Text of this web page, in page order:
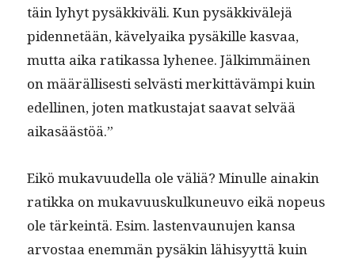
täin lyhyt pysäkkiväli. Kun pysäkkiväle­jä
piden­netään, kävelyai­ka pysäkille kas­vaa,
mut­ta aika ratikas­sa lyhe­nee. Jälkim­mäi­nen
on määräl­lis­es­ti selvästi merkit­tävämpi kuin
edelli­nen, joten matkus­ta­jat saa­vat selvää
aikasäästöä.”
Eikö mukavu­udel­la ole väliä? Min­ulle ainakin
ratik­ka on mukavu­uskulkuneu­vo eikä nopeus
ole tärkein­tä. Esim. las­ten­vaunu­jen kansa
arvostaa enem­män pysäkin lähisyyt­tä kuin